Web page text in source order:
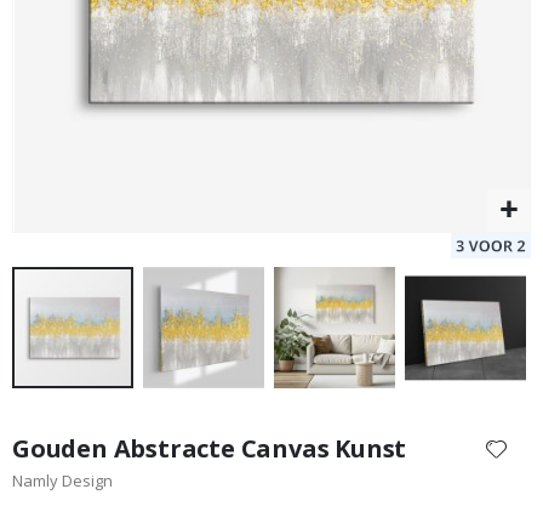
Special
Price
39,00 €
het
begin
Gouden Abstracte Canvas Kunst
Namly Design